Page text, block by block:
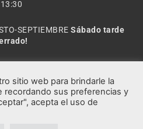
13:30
SEPTIEMBRESábado tarde
2021 © Todos los derechos
sitio web para brindarle la
recordando sus preferencias y
acepta el uso de